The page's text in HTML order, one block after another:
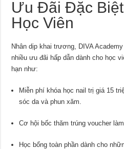
Ưu Đãi Đặc
Học Viên
Nhân dịp khai trương, DIVA
nhiều ưu đãi hấp dẫn dành cho học
hạn như:
Miễn phí khóa học nail trị giá 15
sóc da và phun xăm.
Cơ hội bốc thăm trúng voucher
Học bổng toàn phần dành cho